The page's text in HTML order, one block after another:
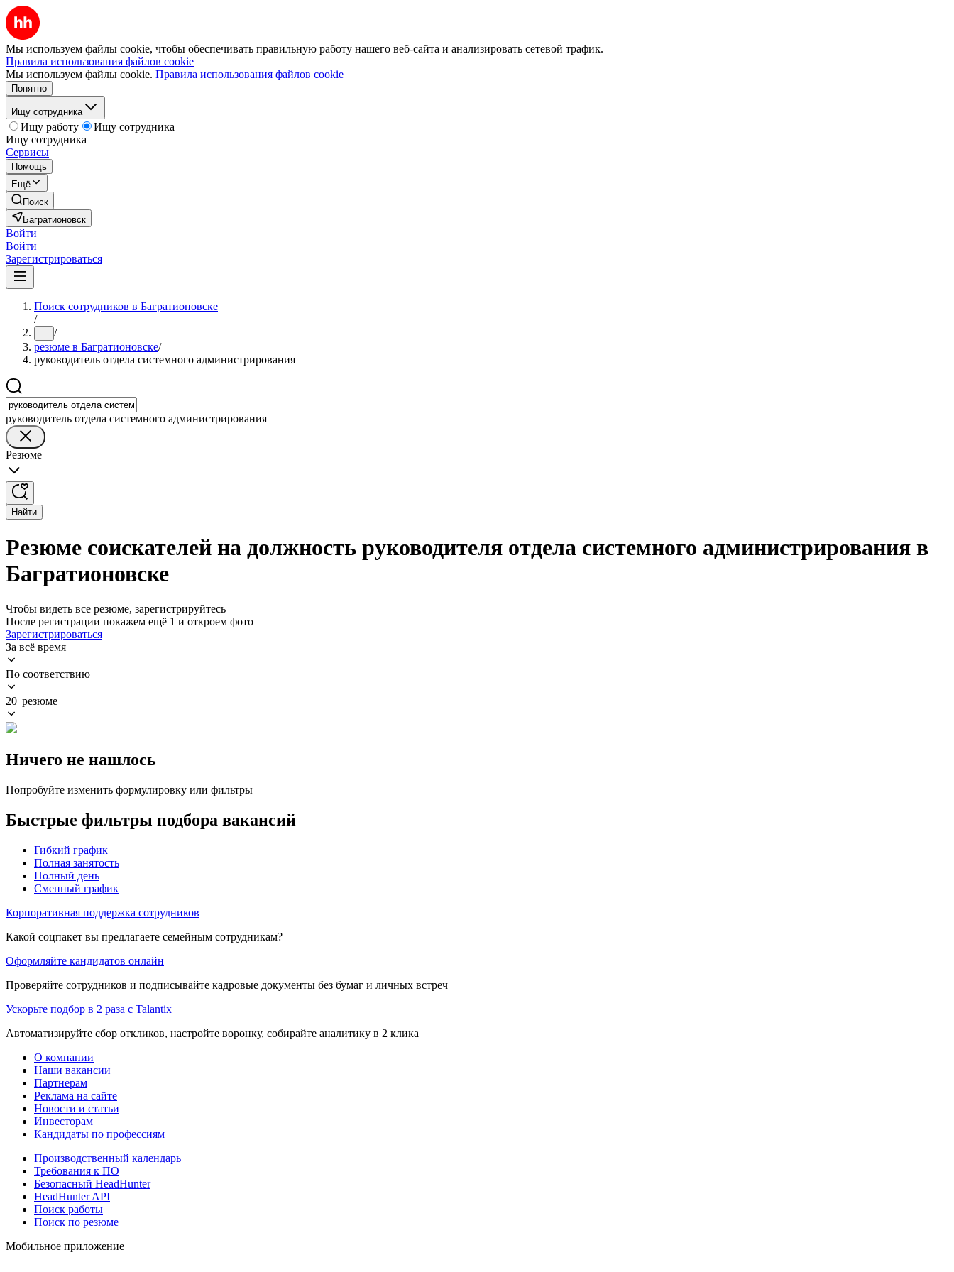
Мы используем файлы cookie, чтобы обеспечивать правильную работу нашего веб-сайта и анализировать сетевой трафик.
Правила использования файлов cookie
Мы используем файлы cookie. Правила использования файлов cookie
Понятно
Ищу сотрудника
Ищу работу
Ищу сотрудника
Ищу сотрудника
Сервисы
Помощь
Ещё
Поиск
Багратионовск
Войти
Войти
Зарегистрироваться
Поиск сотрудников в Багратионовске
/
... /
резюме в Багратионовске/
руководитель отдела системного администрирования
руководитель отдела системного администрирования
Резюме
Найти
Резюме соискателей на должность руководителя отдела системного администрирования в
Багратионовске
Чтобы видеть все резюме, зарегистрируйтесь
После регистрации покажем ещё 1 и откроем фото
Зарегистрироваться
За всё время
По соответствию
20 резюме
Ничего не нашлось
Попробуйте изменить формулировку или фильтры
Быстрые фильтры подбора вакансий
Гибкий график
Полная занятость
Полный день
Сменный график
Корпоративная поддержка сотрудников
Какой соцпакет вы предлагаете семейным сотрудникам?
Оформляйте кандидатов онлайн
Проверяйте сотрудников и подписывайте кадровые документы без бумаг и личных встреч
Ускорьте подбор в 2 раза с Talantix
Автоматизируйте сбор откликов, настройте воронку, собирайте аналитику в 2 клика
О компании
Наши вакансии
Партнерам
Реклама на сайте
Новости и статьи
Инвесторам
Кандидаты по профессиям
Производственный календарь
Требования к ПО
Безопасный HeadHunter
HeadHunter API
Поиск работы
Поиск по резюме
Мобильное приложение